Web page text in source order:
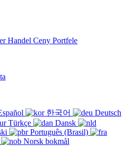
Handel Ceny Portfele
한국어
Deutsch
Türkçe
Dansk
Português (Brasil)
Norsk bokmål